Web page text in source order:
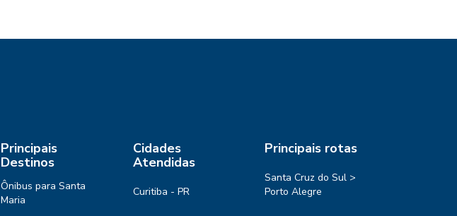
Principais
Destinos
Ônibus para Santa
Maria
Cidades
Atendidas
Curitiba - PR
Principais rotas
Santa Cruz do Sul >
Porto Alegre